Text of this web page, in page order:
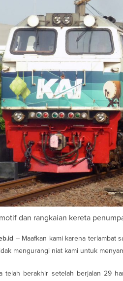
dan rangkaian kereta
– Maafkan kami karena terlambat
mengurangi niat kami untuk
telah berakhir setelah berjalan 29